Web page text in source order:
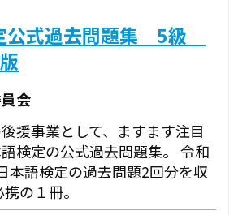
公式過去問題集 5級
会
援事業として、ますます注目
検定の公式過去問題集。 令和
本語検定の過去問題2回分を収
の１冊。